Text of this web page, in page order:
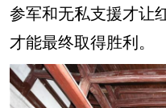
参军和无私支援才让
才能最终取得胜利。